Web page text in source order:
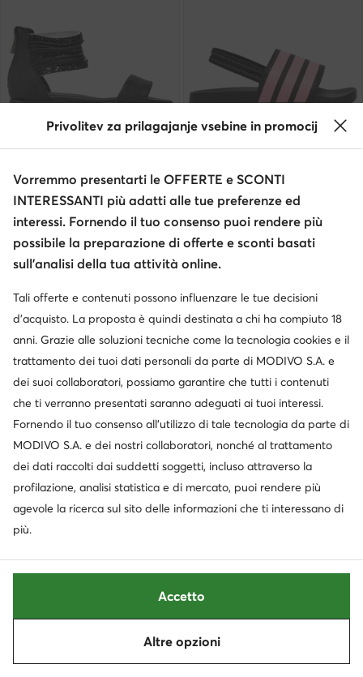
Primigi
Sandali · Nero
Prezzo regolare52,00 €-48%
Prezzo più basso52,00 €-48%
extra -25% Codice: SUMMER
Occasione
adidas
Prezzo attuale
20,99
Prezzo regolare24,95 €-15%
Prezzo più basso22,99 €-8%
extra -25% Codice: SUMMER
Nelli Blu
Sandali · Nero
extra -25% Codice: SUMMER
Occasione
adidas
Privolitev za prilagajanje vsebine in promocij
Vorremmo presentarti le OFFERTE e SCONTI
INTERESSANTI più adatti alle tue preferenze ed
interessi. Fornendo il tuo consenso puoi rendere più
possibile la preparazione di offerte e sconti basati
sull’analisi della tua attività online.
Tali offerte e contenuti possono influenzare le tue decisioni
d’acquisto. La proposta è quindi destinata a chi ha compiuto 18
anni. Grazie alle soluzioni tecniche come la tecnologia cookies e il
trattamento dei tuoi dati personali da parte di MODIVO S.A. e
dei suoi collaboratori, possiamo garantire che tutti i contenuti
che ti verranno presentati saranno adeguati ai tuoi interessi.
Fornendo il tuo consenso all’utilizzo di tale tecnologia da parte di
MODIVO S.A. e dei nostri collaboratori, nonché al trattamento
dei dati raccolti dai suddetti soggetti, incluso attraverso la
profilazione, analisi statistica e di mercato, puoi rendere più
agevole la ricerca sul sito delle informazioni che ti interessano di
più.
Altre opzioni
Accetto